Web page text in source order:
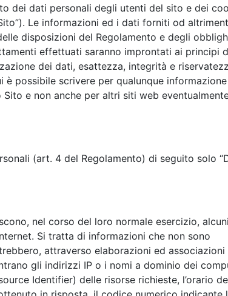
dei dati personali degli utenti del sito e dei
Le informazioni ed i dati forniti od
disposizioni del Regolamento e degli
effettuati saranno improntati ai principi
dei dati, esattezza, integrità e
possibile scrivere per qualunque informazione
e non anche per altri siti web
(art. 4 del Regolamento) di seguito solo
nel corso del loro normale esercizio, alcuni
Si tratta di informazioni che non sono
attraverso elaborazioni ed associazioni
gli indirizzi IP o i nomi a dominio dei
Identifier) delle risorse richieste, l’orario